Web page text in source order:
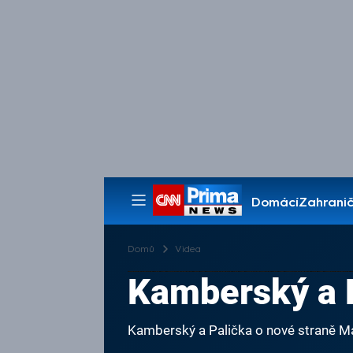
Domácí
Pořady
Domů Videa
Kamberský a
Kamberský a Palička o nové straně